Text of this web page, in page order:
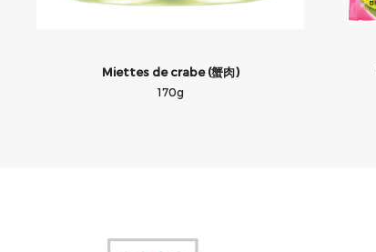
Miettes de crabe (蟹肉)
170g